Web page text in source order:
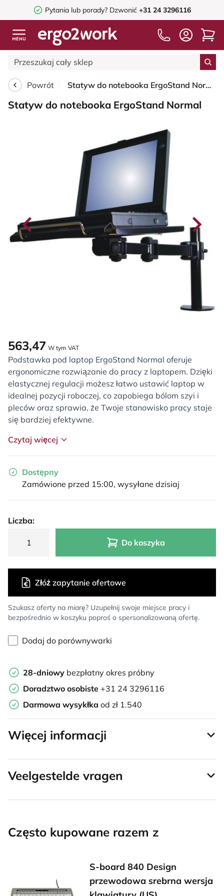
Pytania lub porady? Dzwonić +31 24 3296116
Powrót Statyw do notebooka ErgoStand Normal
Statyw do notebooka ErgoStand Normal
563,47 W tym VAT
Podstawka pod laptop ErgoStand Normal oferuje
ergonomiczne rozwiązanie do pracy z laptopem. Dzięki
elastycznej regulacji możesz łatwo ustawić laptop w
idealnej pozycji roboczej, co zapobiega bólom szyi i
pleców oraz sprawia, że Twoje stanowisko pracy staje
się bardziej efektywne.
Czytaj więcej
Dostępny
Zamówione przed 15:00, wysyłane dzisiaj
Liczba:
Do koszyka
Szukasz oferty na miarę? Uzupełnij swoje miejsce pracy i
bezpośrednio w koszyku poproś o spersonalizowaną ofertę.
Złóż zapytanie ofertowe
Dodaj do porównywarki
28-dniowy bezpłatny okres próbny
Doradztwo osobiste +31 24 3296116
Darmowa wysykłka od zł 1.540
Więcej informacji
Veelgestelde vragen
Często kupowane razem z
S-board 840 Design
przewodowa srebrna wersja